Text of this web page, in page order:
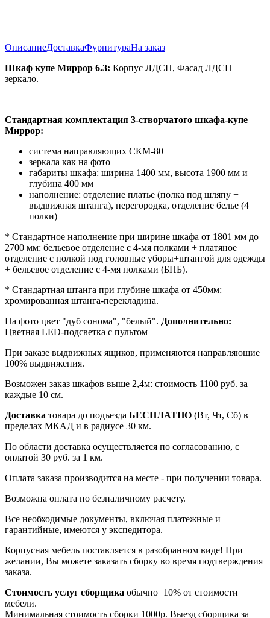
ОписаниеДоставкаФурнитураНа заказ
Шкаф купе Миррор 6.3: Корпус ЛДСП, Фасад ЛДСП +
зеркало.
Стандартная комплектация 3-створчатого шкафа-купе
Миррор:
система направляющих СКМ-80
зеркала как на фото
габариты шкафа: ширина 1400 мм, высота 1900 мм и
глубина 400 мм
наполнение: отделение платье (полка под шляпу +
выдвижная штанга), перегородка, отделение белье (4
полки)
* Стандартное наполнение при ширине шкафа от 1801 мм до
2700 мм: бельевое отделение с 4-мя полками + платяное
отделение с полкой под головные уборы+штангой для одежды
+ бельевое отделение с 4-мя полками (БПБ).
* Стандартная штанга при глубине шкафа от 450мм:
хромированная штанга-перекладина.
На фото цвет "дуб сонома", "белый". Дополнительно:
Цветная LED-подсветка с пультом
При заказе выдвижных ящиков, применяются направляющие
100% выдвижения.
Возможен заказ шкафов выше 2,4м: стоимость 1100 руб. за
каждые 10 см.
Доставка товара до подъезда БЕСПЛАТНО (Вт, Чт, Сб) в
пределах МКАД и в радиусе 30 км.
По области доставка осуществляется по согласованию, с
оплатой 30 руб. за 1 км.
Оплата заказа производится на месте - при получении товара.
Возможна оплата по безналичному расчету.
Все необходимые документы, включая платежные и
гарантийные, имеются у экспедитора.
Корпусная мебель поставляется в разобранном виде! При
желании, Вы можете заказать сборку во время подтверждения
заказа.
Стоимость услуг сборщика обычно=10% от стоимости
мебели.
Минимальная стоимость сборки 1000р. Выезд сборщика за